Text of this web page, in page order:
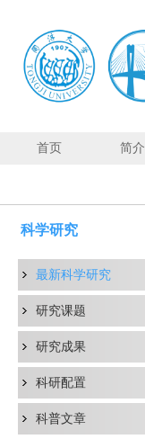
首页 简介
科
科学研究
最新科学研究
研究课题
研究成果
科研配置
科普文章